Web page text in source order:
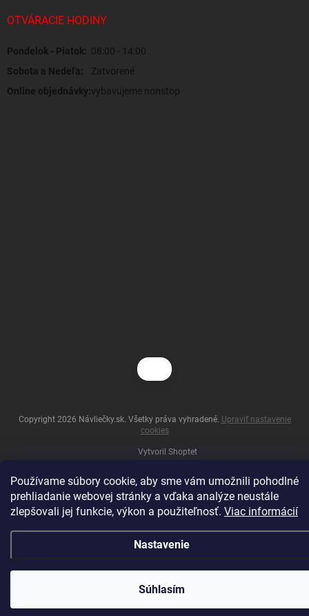
Používame súbory cookie, aby sme vám umožnili pohodlné
prehliadanie webovej stránky a vďaka analýze neustále
zlepšovali jej funkcie, výkon a použiteľnosť. Viac informácií
Nastavenie
Súhlasím
OTVÁRACIE HODINY
Pondelok - Piatok: 08:00 - 14:00
Sobota a Nedeľa:
Zatvorené
Online objednávky:vybavujeme nonstop
Vytvoril Shoptet
Copyright 2026 Návliečky.sk. Všetky práva vyhradené. Upraviť nastavenie
cookies